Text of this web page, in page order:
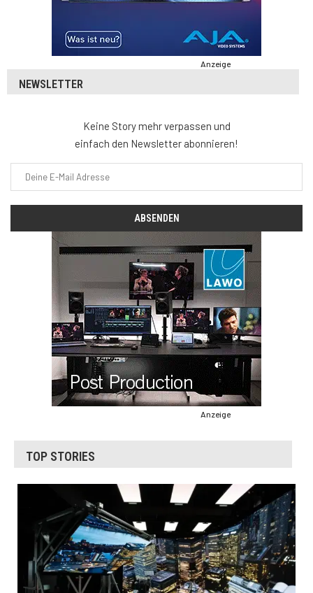
Anzeige
NEWSLETTER
Keine Story mehr verpassen und
einfach den Newsletter abonnieren!
Anzeige
TOP STORIES